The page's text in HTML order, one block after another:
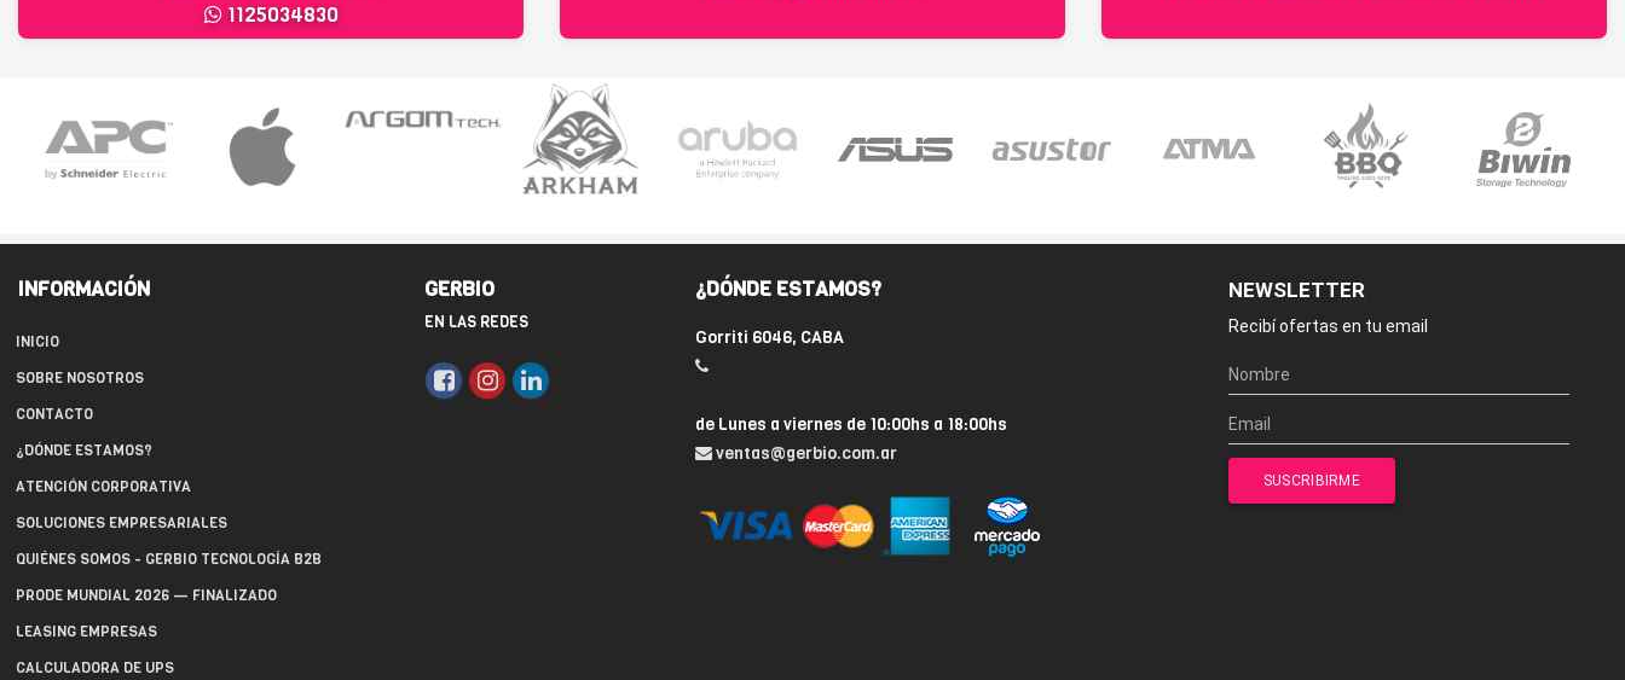
1125034830
INFORMACIÓN
INICIO
SOBRE NOSOTROS
CONTACTO
¿DÓNDE ESTAMOS?
ATENCIÓN CORPORATIVA
SOLUCIONES EMPRESARIALES
QUIÉNES SOMOS - GERBIO TECNOLOGÍA B2B
PRODE MUNDIAL 2026 — FINALIZADO
LEASING EMPRESAS
CALCULADORA DE UPS
GERBIO
EN LAS REDES
¿DÓNDE ESTAMOS?
Gorriti 6046, CABA
de Lunes a viernes de 10:00hs a 18:00hs
ventas@gerbio.com.ar
NEWSLETTER
Recibí ofertas en tu email